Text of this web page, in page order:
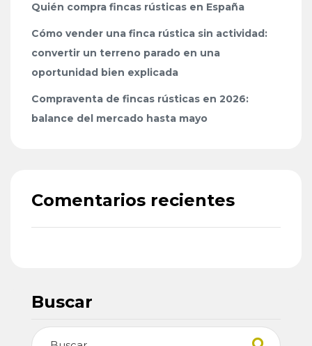
Quién compra fincas rústicas en España
Cómo vender una finca rústica sin actividad:
convertir un terreno parado en una
oportunidad bien explicada
Compraventa de fincas rústicas en 2026:
balance del mercado hasta mayo
Comentarios recientes
Buscar
Buscar